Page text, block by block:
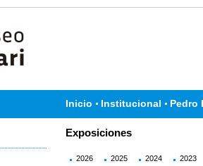
Inicio Institucional Pedro
Exposiciones
2026 2025 2024 2023